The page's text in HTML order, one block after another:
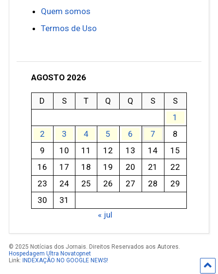
Quem somos
Termos de Uso
AGOSTO 2026
D S T Q Q S
S
1
2
3 4 5 6 7
8
9
10 11 12 13 14
15
16
17 18 19 20 21
22
23
24 25 26 27 28
29
30
31
« jul
© 2025 Notícias dos Jornais. Direitos Reservados aos Autores.
Hospedagem Ultra Novatopnet
Link: INDEXAÇÃO NO GOOGLE NEWS!